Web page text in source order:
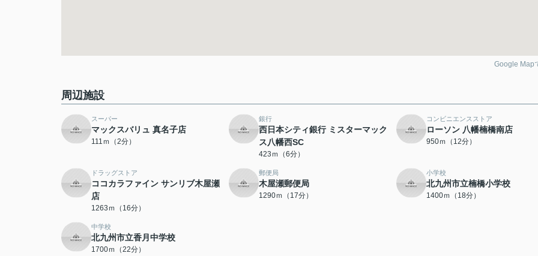
Google Map
周辺施設
スーパー
マックスバリュ 真名子店
111ｍ（2分）
銀行
西日本シティ銀行 ミスターマック
ス八幡西SC
423ｍ（6分）
コンビニエンスストア
ローソン 八幡楠橋南店
950ｍ（12分）
ドラッグストア
ココカラファイン サンリブ木屋瀬
店
1263ｍ（16分）
郵便局
木屋瀬郵便局
1290ｍ（17分）
小学校
北九州市立楠橋小学校
1400ｍ（18分）
中学校
北九州市立香月中学校
1700ｍ（22分）